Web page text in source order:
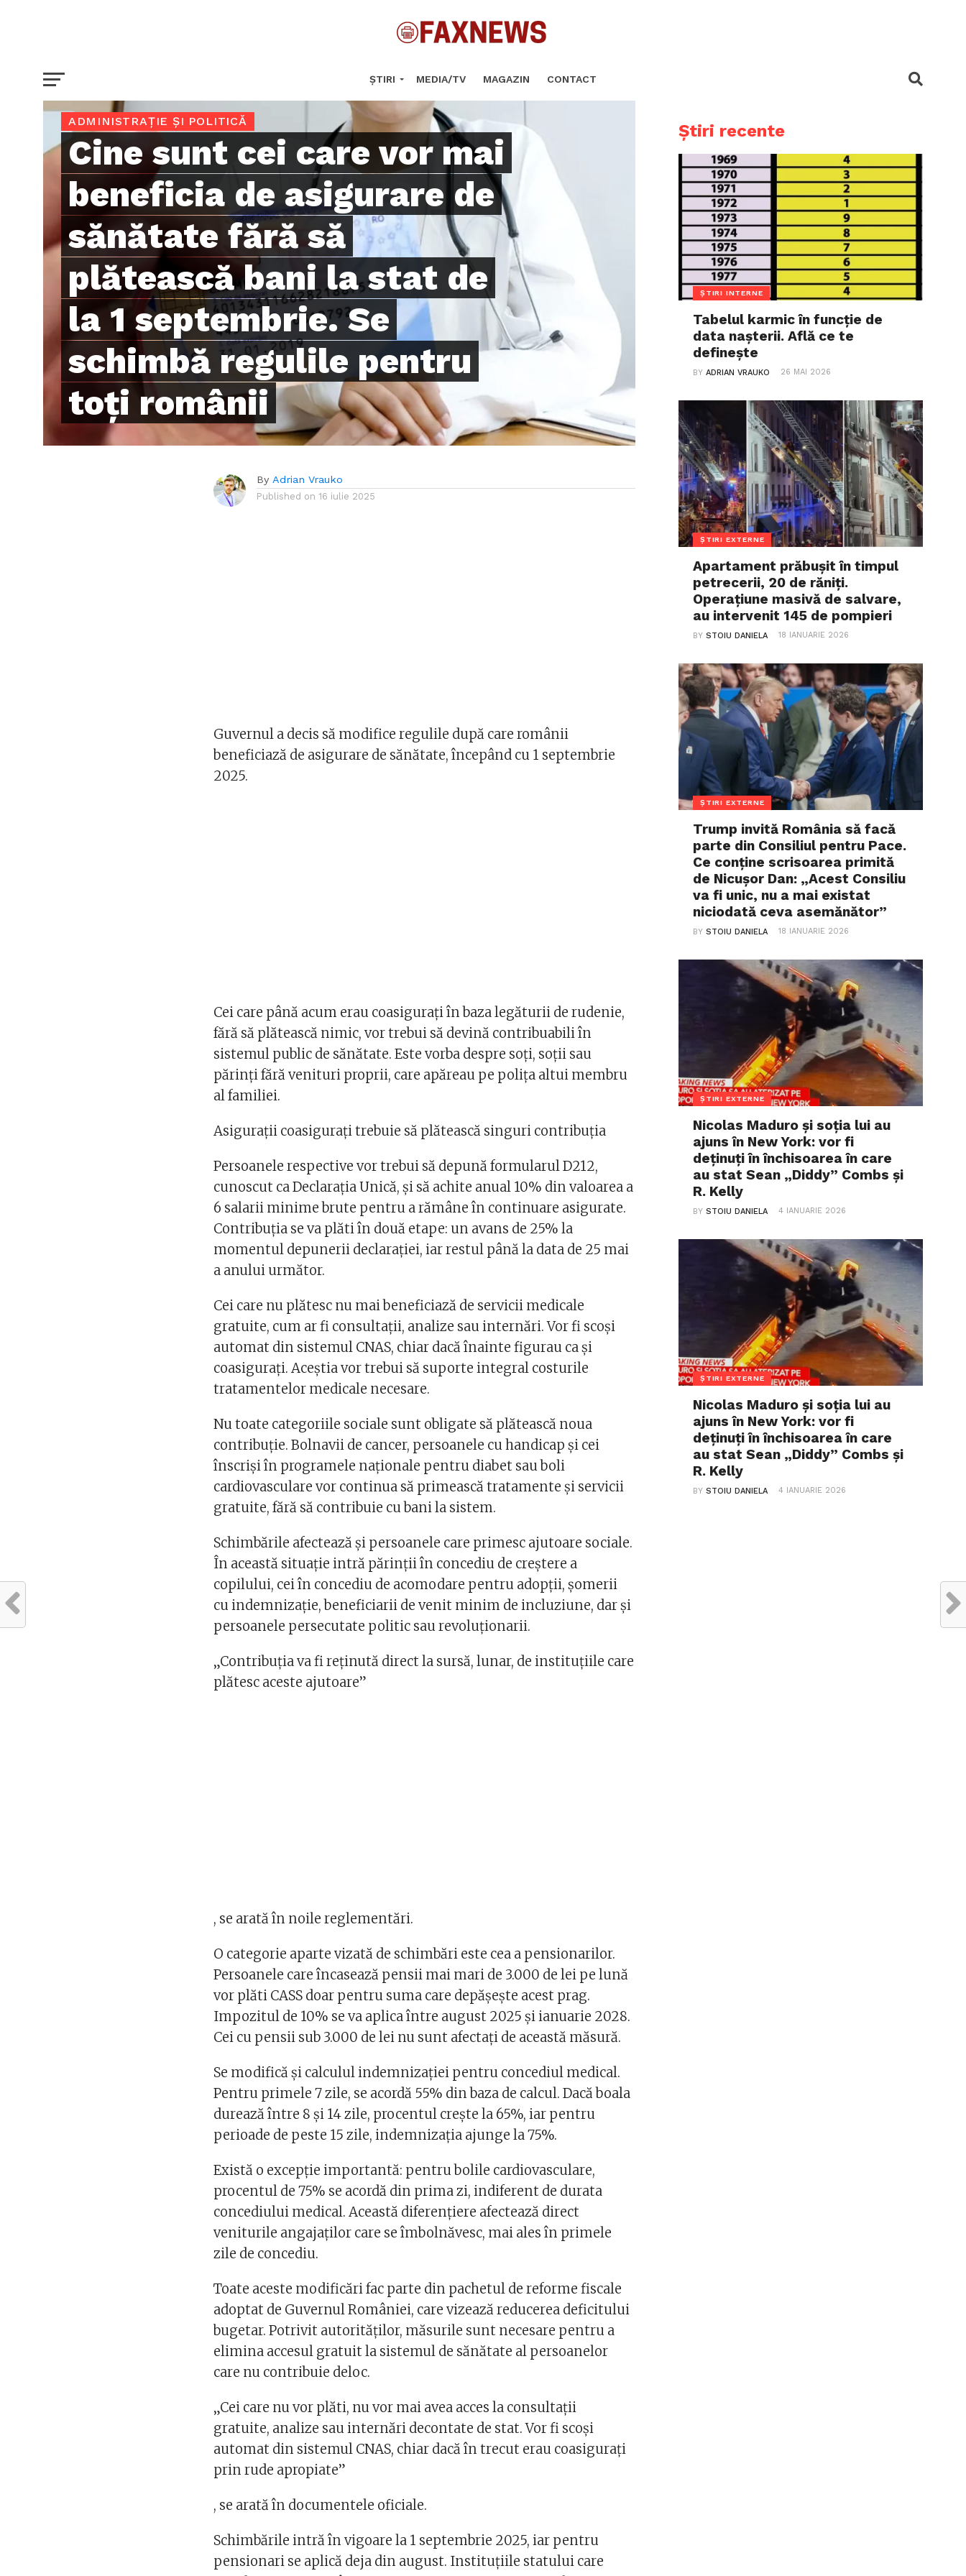
ȘTIRI MEDIA/TV MAGAZIN CONTACT
ADMINISTRAȚIE ȘI POLITICĂ
Cine sunt cei care vor mai
beneficia de asigurare de
sănătate fără să
plătească bani la stat de
la 1 septembrie. Se
schimbă regulile pentru
toți românii
By Adrian Vrauko
Published on 16 iulie 2025
Guvernul a decis să modifice regulile după care românii
beneficiază de asigurare de sănătate, începând cu 1 septembrie
2025.
Cei care până acum erau coasigurați în baza legăturii de rudenie,
fără să plătească nimic, vor trebui să devină contribuabili în
sistemul public de sănătate. Este vorba despre soți, soții sau
părinți fără venituri proprii, care apăreau pe polița altui membru
al familiei.
Asigurații coasigurați trebuie să plătească singuri contribuția
Persoanele respective vor trebui să depună formularul D212,
cunoscut ca Declarația Unică, și să achite anual 10% din valoarea a
6 salarii minime brute pentru a rămâne în continuare asigurate.
Contribuția se va plăti în două etape: un avans de 25% la
momentul depunerii declarației, iar restul până la data de 25 mai
a anului următor.
Cei care nu plătesc nu mai beneficiază de servicii medicale
gratuite, cum ar fi consultații, analize sau internări. Vor fi scoși
automat din sistemul CNAS, chiar dacă înainte figurau ca și
coasigurați. Aceștia vor trebui să suporte integral costurile
tratamentelor medicale necesare.
Nu toate categoriile sociale sunt obligate să plătească noua
contribuție. Bolnavii de cancer, persoanele cu handicap și cei
înscriși în programele naționale pentru diabet sau boli
cardiovasculare vor continua să primească tratamente și servicii
gratuite, fără să contribuie cu bani la sistem.
Schimbările afectează și persoanele care primesc ajutoare sociale.
În această situație intră părinții în concediu de creștere a
copilului, cei în concediu de acomodare pentru adopții, șomerii
cu indemnizație, beneficiarii de venit minim de incluziune, dar și
persoanele persecutate politic sau revoluționarii.
„Contribuția va fi reținută direct la sursă, lunar, de instituțiile care
plătesc aceste ajutoare”
, se arată în noile reglementări.
O categorie aparte vizată de schimbări este cea a pensionarilor.
Persoanele care încasează pensii mai mari de 3.000 de lei pe lună
vor plăti CASS doar pentru suma care depășește acest prag.
Impozitul de 10% se va aplica între august 2025 și ianuarie 2028.
Cei cu pensii sub 3.000 de lei nu sunt afectați de această măsură.
Se modifică și calculul indemnizației pentru concediul medical.
Pentru primele 7 zile, se acordă 55% din baza de calcul. Dacă boala
durează între 8 și 14 zile, procentul crește la 65%, iar pentru
perioade de peste 15 zile, indemnizația ajunge la 75%.
Există o excepție importantă: pentru bolile cardiovasculare,
procentul de 75% se acordă din prima zi, indiferent de durata
concediului medical. Această diferențiere afectează direct
veniturile angajaților care se îmbolnăvesc, mai ales în primele
zile de concediu.
Toate aceste modificări fac parte din pachetul de reforme fiscale
adoptat de Guvernul României, care vizează reducerea deficitului
bugetar. Potrivit autorităților, măsurile sunt necesare pentru a
elimina accesul gratuit la sistemul de sănătate al persoanelor
care nu contribuie deloc.
„Cei care nu vor plăti, nu vor mai avea acces la consultații
gratuite, analize sau internări decontate de stat. Vor fi scoși
automat din sistemul CNAS, chiar dacă în trecut erau coasigurați
prin rude apropiate”
, se arată în documentele oficiale.
Schimbările intră în vigoare la 1 septembrie 2025, iar pentru
pensionari se aplică deja din august. Instituțiile statului care
Știri recente
ȘTIRI INTERNE
Tabelul karmic în funcție de
data nașterii. Află ce te
definește
BYADRIAN VRAUKO 26 MAI 2026
ȘTIRI EXTERNE
Apartament prăbușit în timpul
petrecerii, 20 de răniți.
Operațiune masivă de salvare,
au intervenit 145 de pompieri
BYSTOIU DANIELA 18 IANUARIE 2026
ȘTIRI EXTERNE
Trump invită România să facă
parte din Consiliul pentru Pace.
Ce conține scrisoarea primită
de Nicușor Dan: „Acest Consiliu
va fi unic, nu a mai existat
niciodată ceva asemănător”
BYSTOIU DANIELA 18 IANUARIE 2026
ȘTIRI EXTERNE
Nicolas Maduro și soția lui au
ajuns în New York: vor fi
deținuți în închisoarea în care
au stat Sean „Diddy” Combs și
R. Kelly
BYSTOIU DANIELA 4 IANUARIE 2026
ȘTIRI EXTERNE
Nicolas Maduro și soția lui au
ajuns în New York: vor fi
deținuți în închisoarea în care
au stat Sean „Diddy” Combs și
R. Kelly
BYSTOIU DANIELA 4 IANUARIE 2026